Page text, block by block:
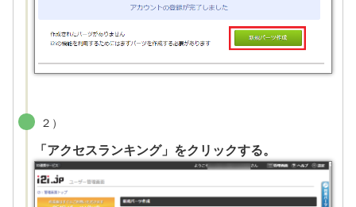
２）
「アクセスランキング」をクリックする。